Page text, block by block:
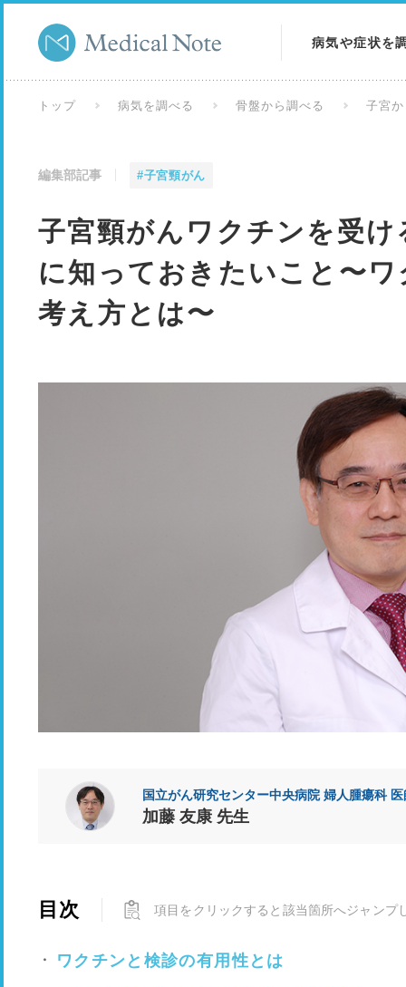
病気や症状を
トップ 病気を調べる 骨盤から調べる 子宮
編集部記事 #子宮頸がん
子宮頸がんワクチンを受
に知っておきたいこと〜
考え方とは〜
国立がん研究センター中央病院 婦人腫瘍科 医
加藤 友康 先生
目次 項目をクリックすると該当箇所へジャンプ
ワクチンと検診の有用性とは